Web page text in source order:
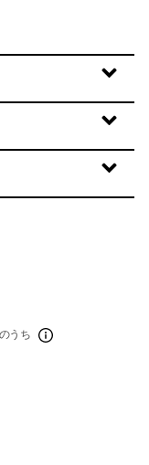
うち